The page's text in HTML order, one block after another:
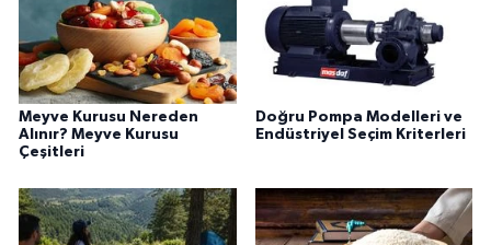
Meyve Kurusu Nereden
Alınır? Meyve Kurusu
Çeşitleri
Doğru Pompa Modelleri ve
Endüstriyel Seçim Kriterleri